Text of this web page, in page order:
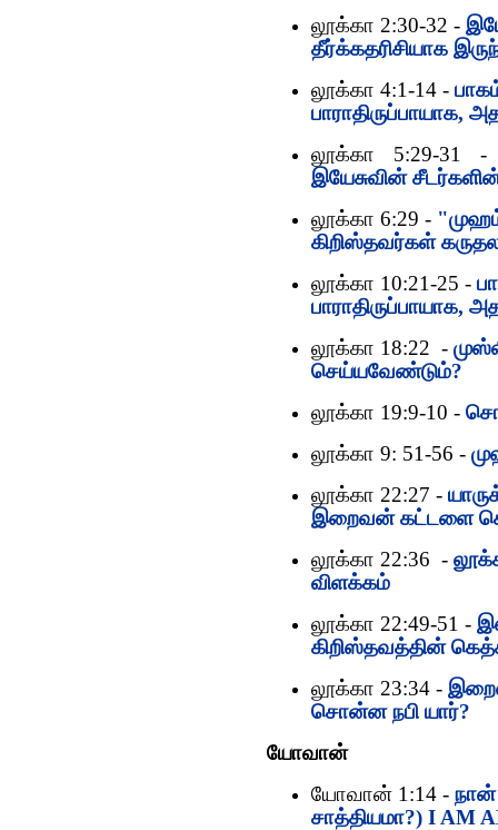
லூக்கா 2:30-32 -
தீர்க்கதரிசியாக
லூக்கா 4:1-14 -
லூக்கா 5:29-31 -
இயேசுவின்
லூக்கா 6:29 -
கிறிஸ்தவர்கள்
லூக்கா 10:21-25 -
லூக்கா 18:22 -
செய்யவேண்டும்?
லூக்கா 19:9-10 -
லூக்கா 9: 51-56 -
லூக்கா 22:27 -
இறைவன் கட்டளை
லூக்கா 22:36 -
விளக்கம்
லூக்கா 22:49-51 -
கிறிஸ்தவத்தின்
லூக்கா 23:34 -
சொன்ன நபி யார்?
யோவான்
யோவான் 1:14 - நான்
சாத்தியமா?) I AM